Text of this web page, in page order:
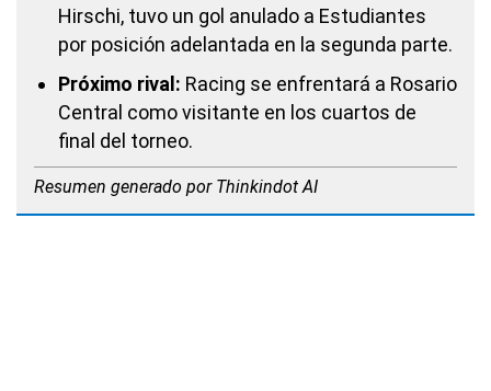
Hirschi, tuvo un gol anulado a Estudiantes
por posición adelantada en la segunda parte.
Próximo rival: Racing se enfrentará a Rosario
Central como visitante en los cuartos de
final del torneo.
Resumen generado por Thinkindot AI